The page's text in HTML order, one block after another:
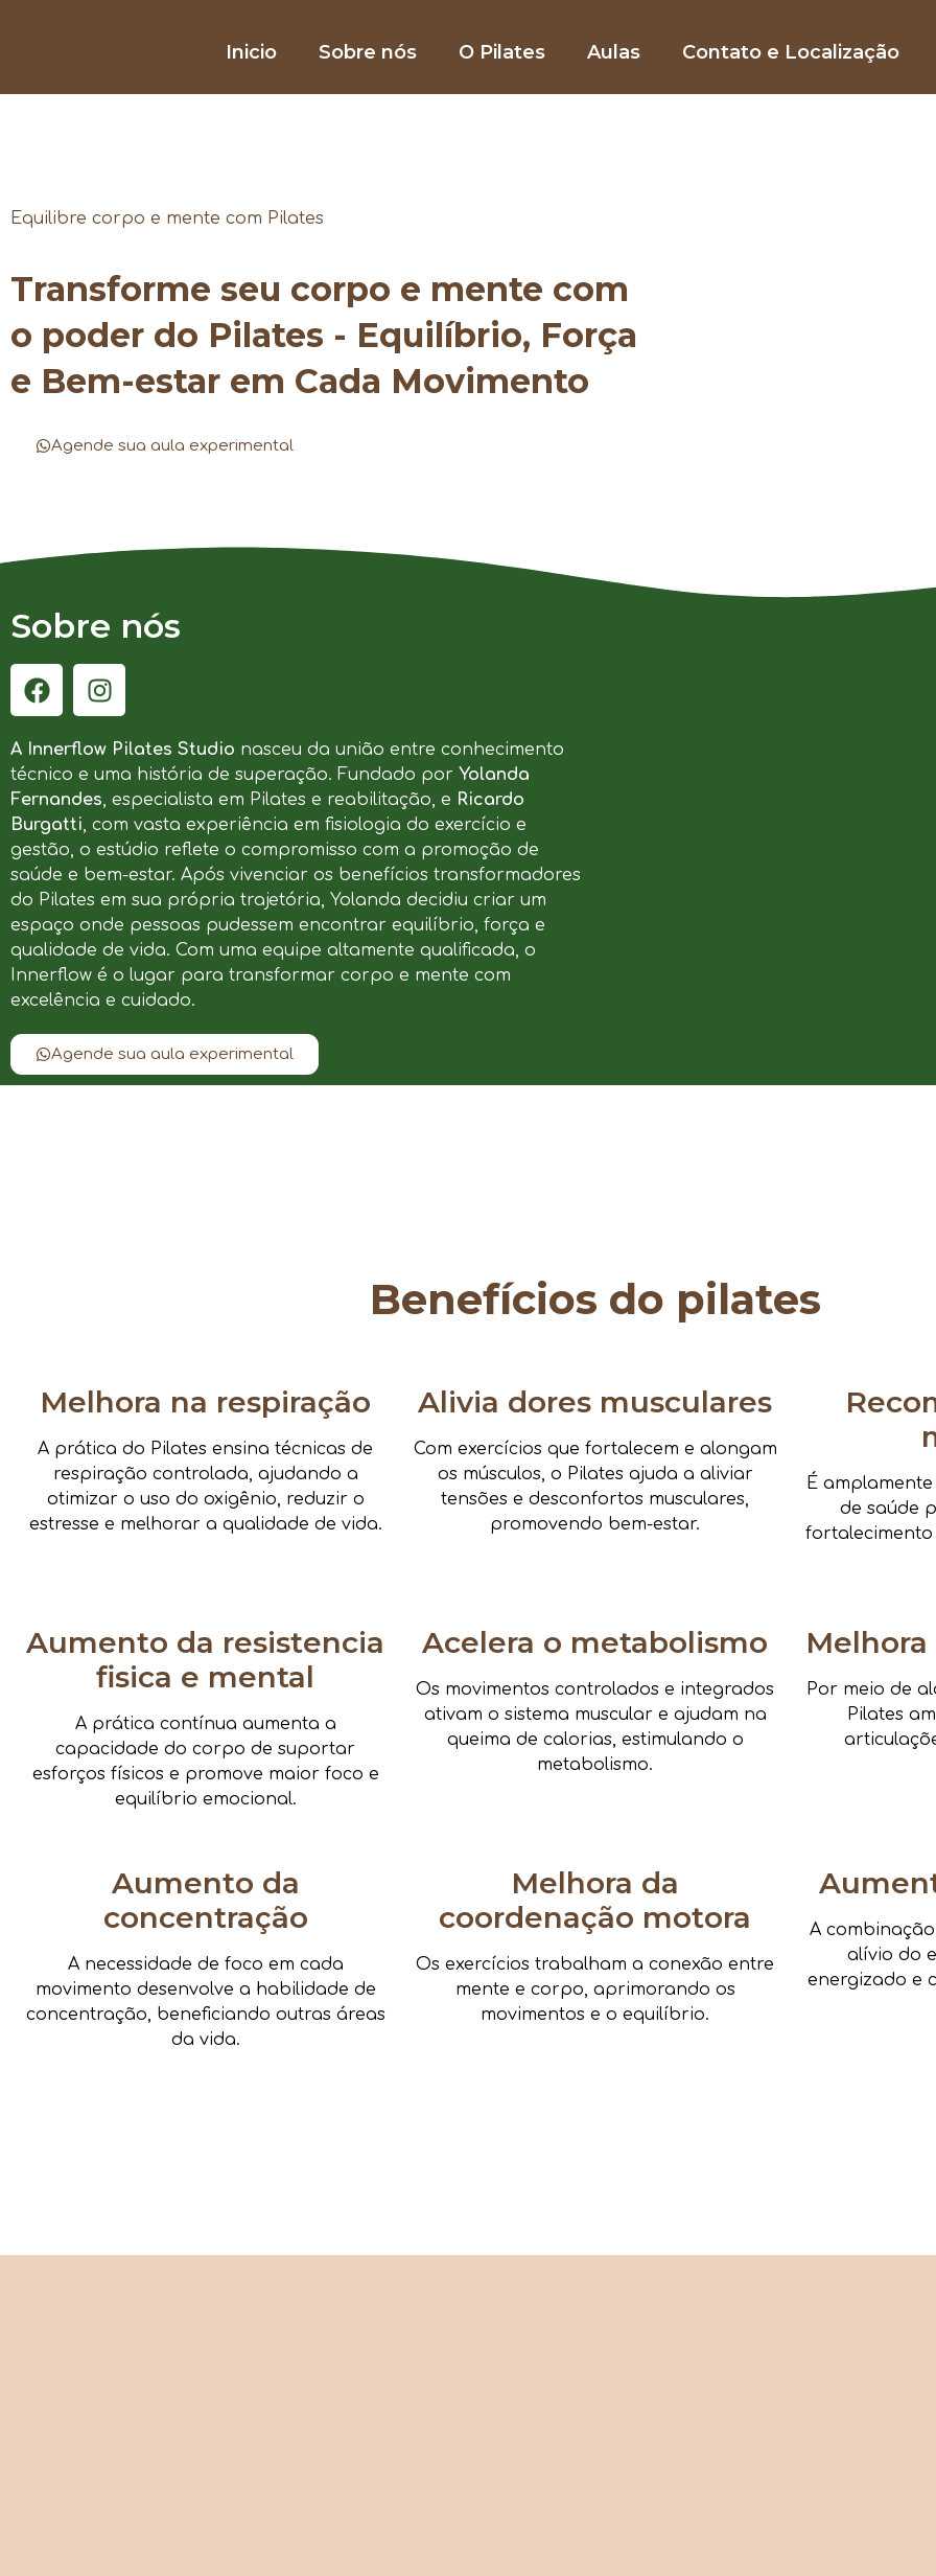
Inicio Sobre nós O Pilates Aulas Contato e Localização
Equilibre corpo e mente com Pilates
Transforme seu corpo e mente com
o poder do Pilates - Equilíbrio, Força
e Bem-estar em Cada Movimento
Agende sua aula experimental
Sobre nós
A Innerflow Pilates Studio nasceu da união entre conhecimento
técnico e uma história de superação. Fundado por Yolanda
Fernandes, especialista em Pilates e reabilitação, e Ricardo
Burgatti, com vasta experiência em fisiologia do exercício e
gestão, o estúdio reflete o compromisso com a promoção de
saúde e bem-estar. Após vivenciar os benefícios transformadores
do Pilates em sua própria trajetória, Yolanda decidiu criar um
espaço onde pessoas pudessem encontrar equilíbrio, força e
qualidade de vida. Com uma equipe altamente qualificada, o
Innerflow é o lugar para transformar corpo e mente com
excelência e cuidado.
Agende sua aula experimental
Benefícios do pilates
Melhora na respiração
A prática do Pilates ensina técnicas de
respiração controlada, ajudando a
otimizar o uso do oxigênio, reduzir o
estresse e melhorar a qualidade de vida.
Alivia dores musculares
Com exercícios que fortalecem e alongam
os músculos, o Pilates ajuda a aliviar
tensões e desconfortos musculares,
promovendo bem-estar.
É
de saúde
fortalecimento
Aumento da resistencia
fisica e mental
A prática contínua aumenta a
capacidade do corpo de suportar
esforços físicos e promove maior foco e
equilíbrio emocional.
Acelera o metabolismo
Os movimentos controlados e integrados
ativam o sistema muscular e ajudam na
queima de calorias, estimulando o
metabolismo.
Por meio de
Pilates
Aumento da
concentração
A necessidade de foco em cada
movimento desenvolve a habilidade de
concentração, beneficiando outras áreas
da vida.
Melhora da
coordenação motora
Os exercícios trabalham a conexão entre
mente e corpo, aprimorando os
movimentos e o equilíbrio.
A
alívio do
energizado e